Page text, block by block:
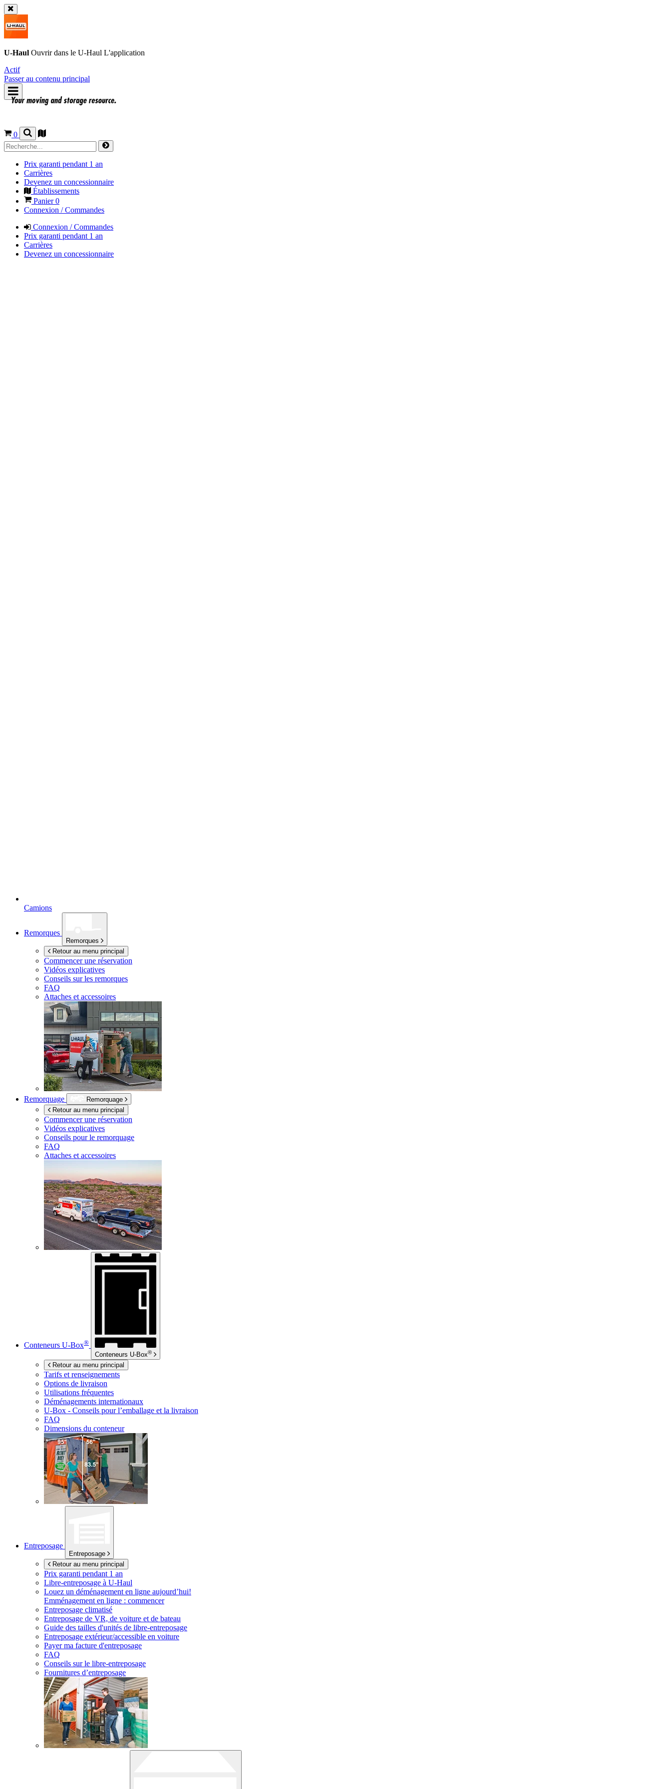
U-Haul Ouvrir dans le U-Haul L'application
Actif
Passer au contenu principal
0
Prix garanti pendant 1 an
Carrières
Devenez un concessionnaire
Établissements
Panier0
Connexion / Commandes
Connexion / Commandes
Prix garanti pendant 1 an
Carrières
Devenez un concessionnaire
Camions
Remorques
Remorques
Retour au menu principal
Commencer une réservation
Vidéos explicatives
Conseils sur les remorques
FAQ
Attaches et accessoires
Remorquage
Remorquage
Retour au menu principal
Commencer une réservation
Vidéos explicatives
Conseils pour le remorquage
FAQ
Attaches et accessoires
Conteneurs U-Box®
Conteneurs U-Box®
Retour au menu principal
Tarifs et renseignements
Options de livraison
Utilisations fréquentes
Déménagements internationaux
U-Box - Conseils pour l’emballage et la livraison
FAQ
Dimensions du conteneur
Entreposage
Entreposage
Retour au menu principal
Prix garanti pendant 1 an
Libre-entreposage à U-Haul
Louez un déménagement en ligne aujourd’hui!
Emménagement en ligne : commencer
Entreposage climatisé
Entreposage de VR, de voiture et de bateau
Guide des tailles d'unités de libre-entreposage
Entreposage extérieur/accessible en voiture
Payer ma facture d'entreposage
FAQ
Conseils sur le libre-entreposage
Fournitures d’entreposage